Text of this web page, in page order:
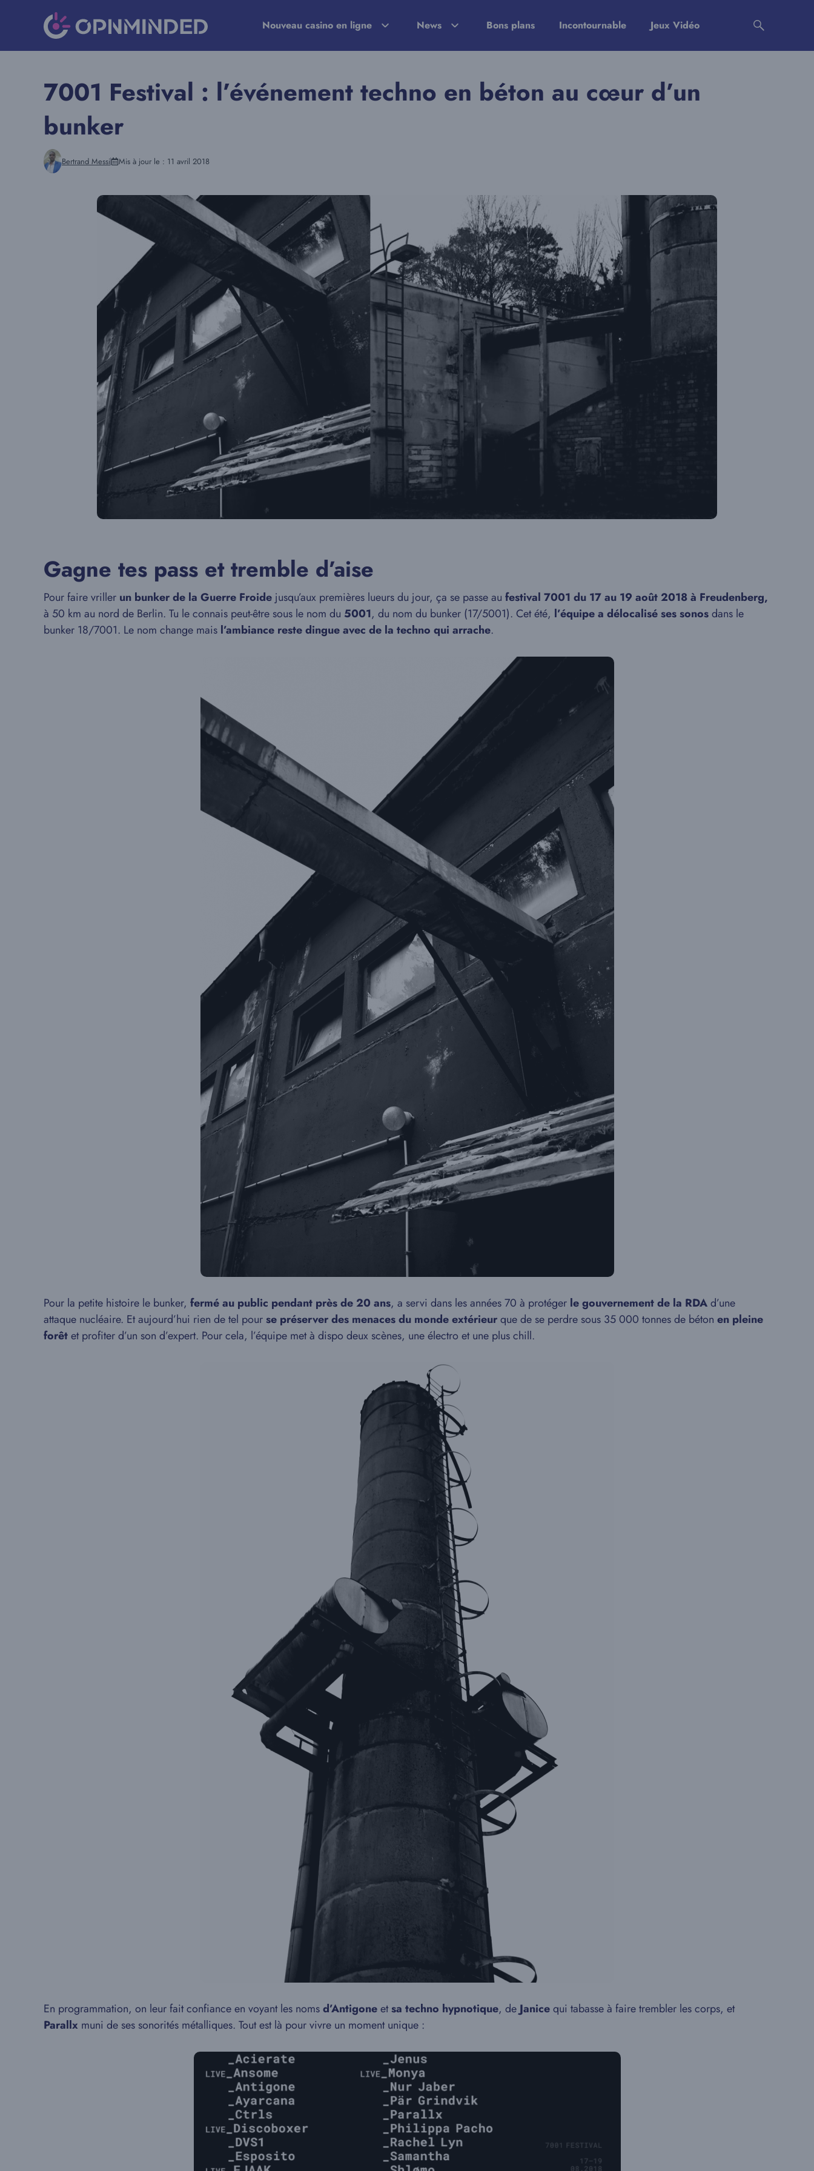
Nouveau casino en ligne News Bons plans Incontournable Jeux Vidéo
7001 Festival : l’événement techno en béton au cœur d’un
bunker
Bertrand Messi Mis à jour le : 11 avril 2018
Gagne tes pass et tremble d’aise
Pour faire vriller un bunker de la Guerre Froide jusqu’aux premières lueurs du jour, ça se passe au festival 7001 du 17 au 19 août 2018 à Freudenberg,
à 50 km au nord de Berlin. Tu le connais peut-être sous le nom du 5001, du nom du bunker (17/5001). Cet été, l’équipe a délocalisé ses sonosdans le
bunker 18/7001. Le nom change mais l’ambiance reste dingue avec de la techno qui arrache.
Pour la petite histoire le bunker, fermé au public pendant près de 20 ans, a servi dans les années 70 à protéger le gouvernement de la RDAd’une
attaque nucléaire. Et aujourd’hui rien de tel pourse préserver des menaces du monde extérieurque de se perdre sous 35 000 tonnes de béton en pleine
forêtet profiter d’un son d’expert. Pour cela, l’équipe met à dispo deux scènes, une électro et une plus chill.
En programmation, on leur fait confiance en voyant les nomsd’Antigoneetsa techno hypnotique, de Janicequi tabasse à faire trembler les corps, et
Parallx muni de ses sonorités métalliques. Tout est là pour vivre un moment unique :